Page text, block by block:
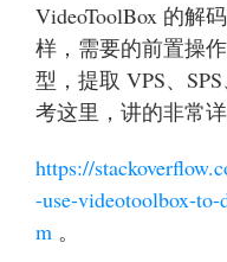
VideoToolBox 的解
样，需要的前置操
型，提取 VPS、
考这里，讲的非常详
https://
-use-videotoolbox-to-
m 。